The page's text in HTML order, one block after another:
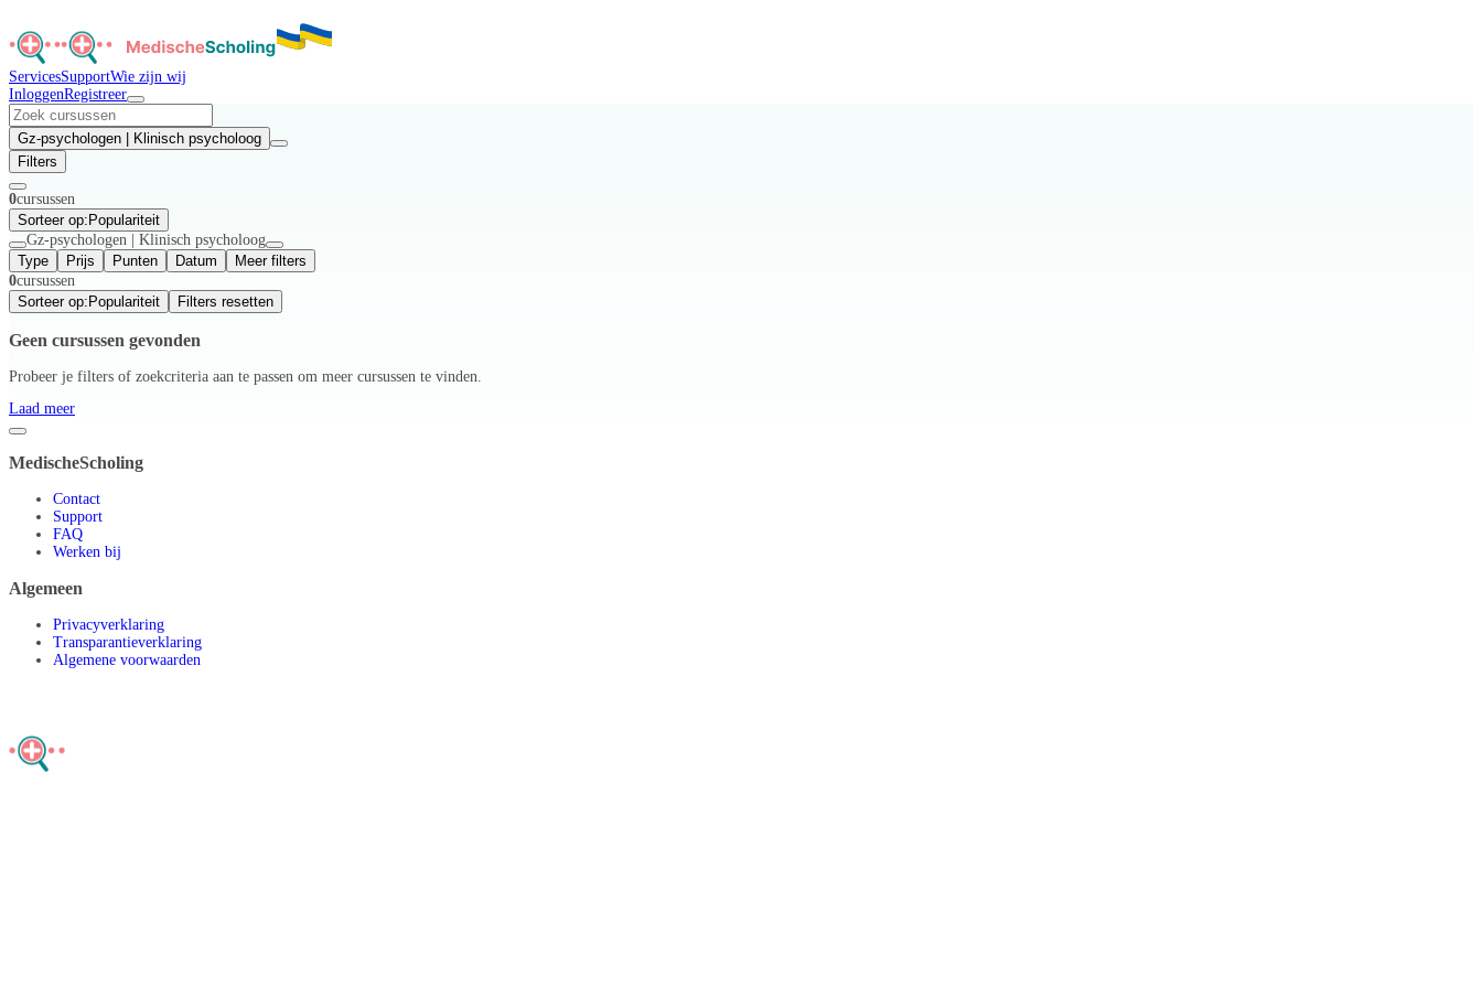
ServicesSupportWie zijn wij
InloggenRegistreer
Gz-psychologen | Klinisch psycholoog
Filters
0cursussen
Sorteer op: Populariteit
Gz-psychologen | Klinisch psycholoog
Type
Prijs Punten Datum
Meer filters
0cursussen
Sorteer op: Populariteit Filters resetten
Geen cursussen gevonden
Probeer je filters of zoekcriteria aan te passen om meer cursussen te vinden.
Laad meer
MedischeScholing
Contact
Support
FAQ
Werken bij
Algemeen
Privacyverklaring
Transparantieverklaring
Algemene voorwaarden